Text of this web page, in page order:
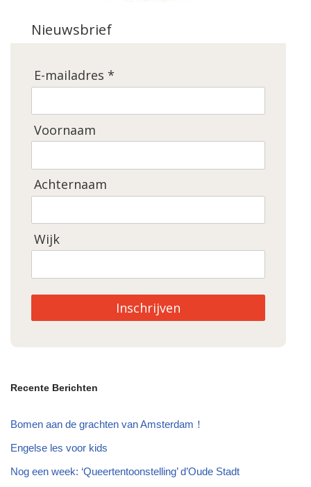
Nieuwsbrief
E-mailadres *
Voornaam
Achternaam
Wijk
Inschrijven
Recente Berichten
Bomen aan de grachten van Amsterdam！
Engelse les voor kids
Nog een week: ‘Queertentoonstelling’ d’Oude Stadt